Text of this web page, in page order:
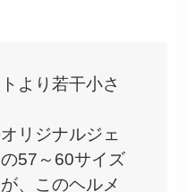
より若干小さ
リジナルジェ
57～60サイズ
、このヘルメ